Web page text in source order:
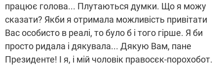
працює голова... Плутаються думки. Що я можу
сказати? Якби я отримала можливість привітати
Вас особисто в реалі, то було б і того гірше. Я би
просто ридала і дякувала... Дякую Вам, пане
Президенте! І я, і мій чоловік правосєк-порохобот.